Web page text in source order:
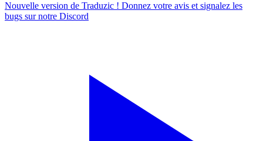
Nouvelle version de Traduzic ! Donnez votre avis et signalez les
bugs sur notre Discord